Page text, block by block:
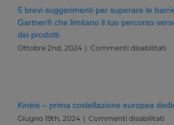
5 brevi suggerimenti per superare le
Gartner® che limitano il tuo percorso
dei prodotti
Ottobre 2nd, 2024 | Commenti disabilitati
le
Kinéis – prima costellazione europea
Giugno 19th, 2024 | Commenti disabilitati